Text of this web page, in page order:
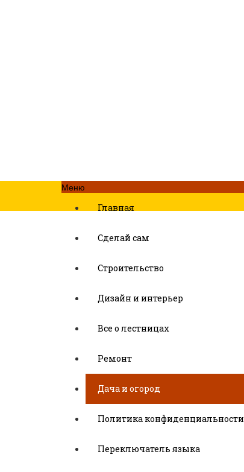
Меню
Главная
Сделай сам
Строительство
Дизайн и интерьер
Все о лестницах
Ремонт
Дача и огород
Политика конфиденциальности
Переключатель языка